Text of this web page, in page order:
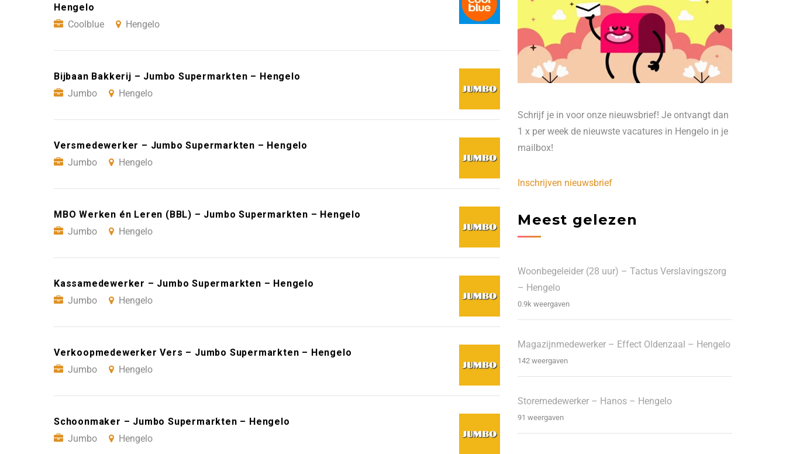
Hengelo
Coolblue
Hengelo
Bijbaan Bakkerij – Jumbo Supermarkten – Hengelo
Jumbo
Hengelo
Versmedewerker – Jumbo Supermarkten – Hengelo
Jumbo
Hengelo
MBO Werken én Leren (BBL) – Jumbo Supermarkten – Hengelo
Jumbo
Hengelo
Kassamedewerker – Jumbo Supermarkten – Hengelo
Jumbo
Hengelo
Verkoopmedewerker Vers – Jumbo Supermarkten – Hengelo
Jumbo
Hengelo
Schoonmaker – Jumbo Supermarkten – Hengelo
Jumbo
Hengelo
Schrijf je in voor onze nieuwsbrief! Je ontvangt dan
1 x per week de nieuwste vacatures in Hengelo in je
mailbox!
Inschrijven nieuwsbrief
Meest gelezen
Woonbegeleider (28 uur) – Tactus Verslavingszorg
– Hengelo
0.9k weergaven
Magazijnmedewerker – Effect Oldenzaal – Hengelo
142 weergaven
Storemedewerker – Hanos – Hengelo
91 weergaven